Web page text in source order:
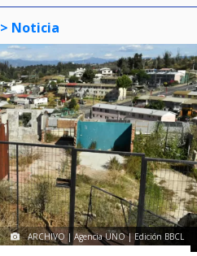
> Noticia
ARCHIVO | Agencia UNO | Edición BBCL